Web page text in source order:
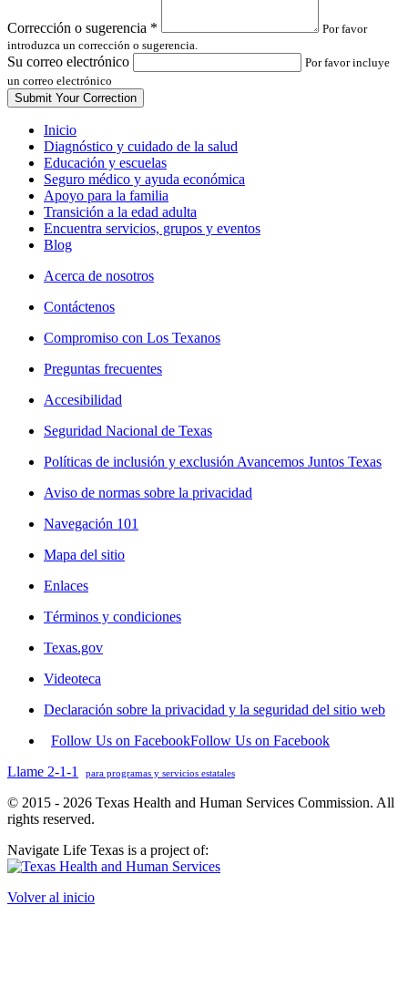
Corrección o sugerencia *
Por favor
introduzca un corrección o sugerencia.
Su correo electrónico
Por favor incluye
un correo electrónico
Inicio
Diagnóstico y cuidado de la salud
Educación y escuelas
Seguro médico y ayuda económica
Apoyo para la familia
Transición a la edad adulta
Encuentra servicios, grupos y eventos
Blog
Acerca de nosotros
Contáctenos
Compromiso con Los Texanos
Preguntas frecuentes
Accesibilidad
Seguridad Nacional de Texas
Políticas de inclusión y exclusión Avancemos Juntos Texas
Aviso de normas sobre la privacidad
Navegación 101
Mapa del sitio
Enlaces
Términos y condiciones
Texas.gov
Videoteca
Declaración sobre la privacidad y la seguridad del sitio web
Follow Us on FacebookFollow Us on Facebook
Llame 2-1-1
para programas y servicios estatales
© 2015 - 2026 Texas Health and Human Services Commission. All
rights reserved.
Navigate Life Texas is a project of:
Volver al inicio